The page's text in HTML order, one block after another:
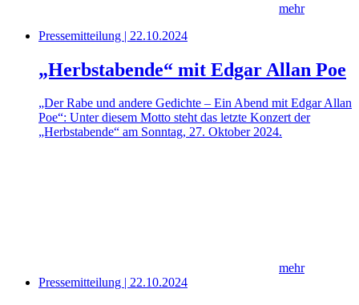
mehr
Pressemitteilung | 22.10.2024
„Herbstabende“ mit Edgar Allan Poe
„Der Rabe und andere Gedichte – Ein Abend mit Edgar Allan
Poe“: Unter diesem Motto steht das letzte Konzert der
„Herbstabende“ am Sonntag, 27. Oktober 2024.
mehr
Pressemitteilung | 22.10.2024